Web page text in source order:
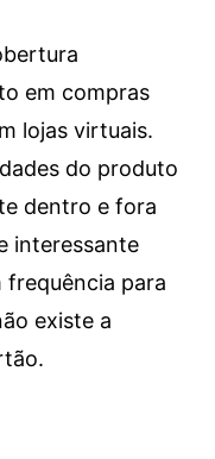
em compras
lojas virtuais.
do produto
dentro e fora
interessante
frequência para
existe a